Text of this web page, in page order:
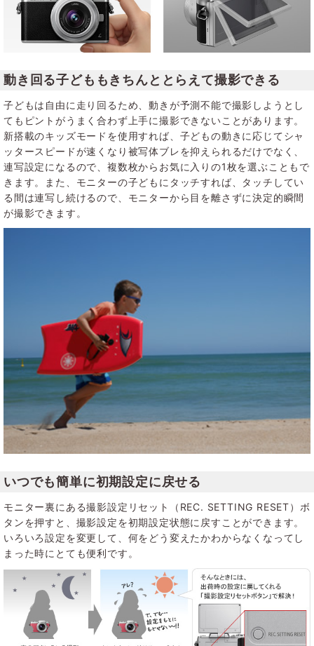
動き回る子どももきちんととらえて撮影できる
子どもは自由に走り回るため、動きが予測不能で撮影しようとし
てもピントがうまく合わず上手に撮影できないことがあります。
新搭載のキッズモードを使用すれば、子どもの動きに応じてシャ
ッタースピードが速くなり被写体ブレを抑えられるだけでなく、
連写設定になるので、複数枚からお気に入りの1枚を選ぶこともで
きます。また、モニターの子どもにタッチすれば、タッチしてい
る間は連写し続けるので、モニターから目を離さずに決定的瞬間
が撮影できます。
いつでも簡単に初期設定に戻せる
モニター裏にある撮影設定リセット（REC. SETTING RESET）ボ
タンを押すと、撮影設定を初期設定状態に戻すことができます。
いろいろ設定を変更して、何をどう変えたかわからなくなってし
まった時にとても便利です。